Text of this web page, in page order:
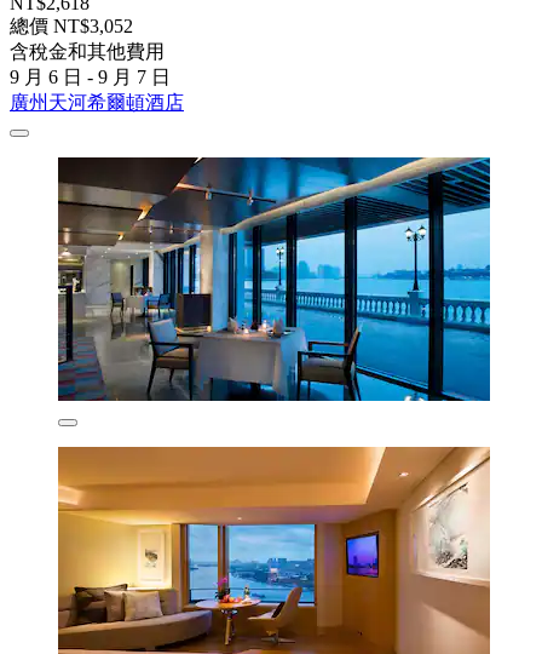
總價 NT$3,052
含稅金和其他費用
9 月 6 日 - 9 月 7 日
廣州天河希爾頓酒店